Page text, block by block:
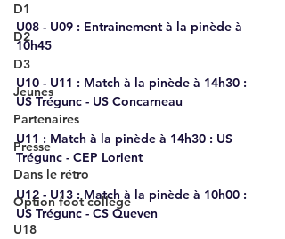
D1
D2
D3
Jeunes
Partenaires
Presse
Dans le rétro
Option foot collège
U18
U08 - U09 : Entrainement à la pinède à
10h45
U10 - U11 : Match à la pinède à 14h30 :
US Trégunc - US Concarneau
U11 : Match à la pinède à 14h30 : US
Trégunc - CEP Lorient
U12 - U13 : Match à la pinède à 10h00 :
US Trégunc - CS Queven